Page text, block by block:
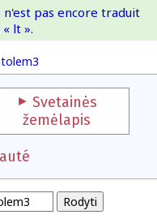
IOI
pas encore traduit
lt ».
Svetainės
žemėlapis